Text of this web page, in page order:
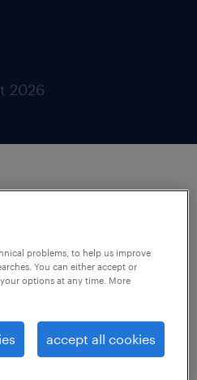
2026
problems, to help us improve
You can either accept or
options at any time. More
accept all cookies